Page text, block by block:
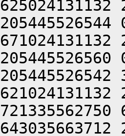
625024131132
205445526544
671024131132
205445526560
205445526542
621024131132
721335562750
643035663712